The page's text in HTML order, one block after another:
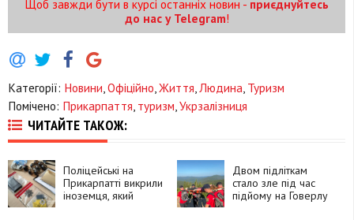
Щоб завжди бути в курсі останніх новин - приєднуйтесь
до нас у Telegram!
Категорії: Новини Офіційно Життя Людина Туризм
Помічено: Прикарпаття туризм Укрзалізниця
ЧИТАЙТЕ ТАКОЖ:
Поліцейські на
Прикарпатті викрили
іноземця, який
Двом підліткам
стало зле під час
підйому на Говерлу